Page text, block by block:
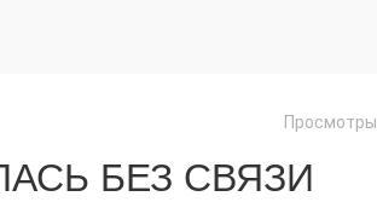
БЕЗ СВЯЗИ